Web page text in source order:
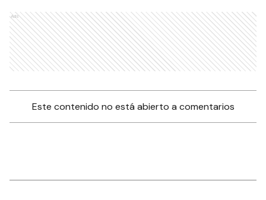
Ads
Este contenido no está abierto a comentarios